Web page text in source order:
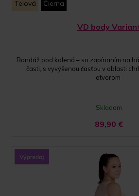
Telová Čierna
VD body
Bandáž pod kolená – so zapínaním na
časti, s vyvýšenou časťou v oblasti
otvorom
Skladom
89,90 €